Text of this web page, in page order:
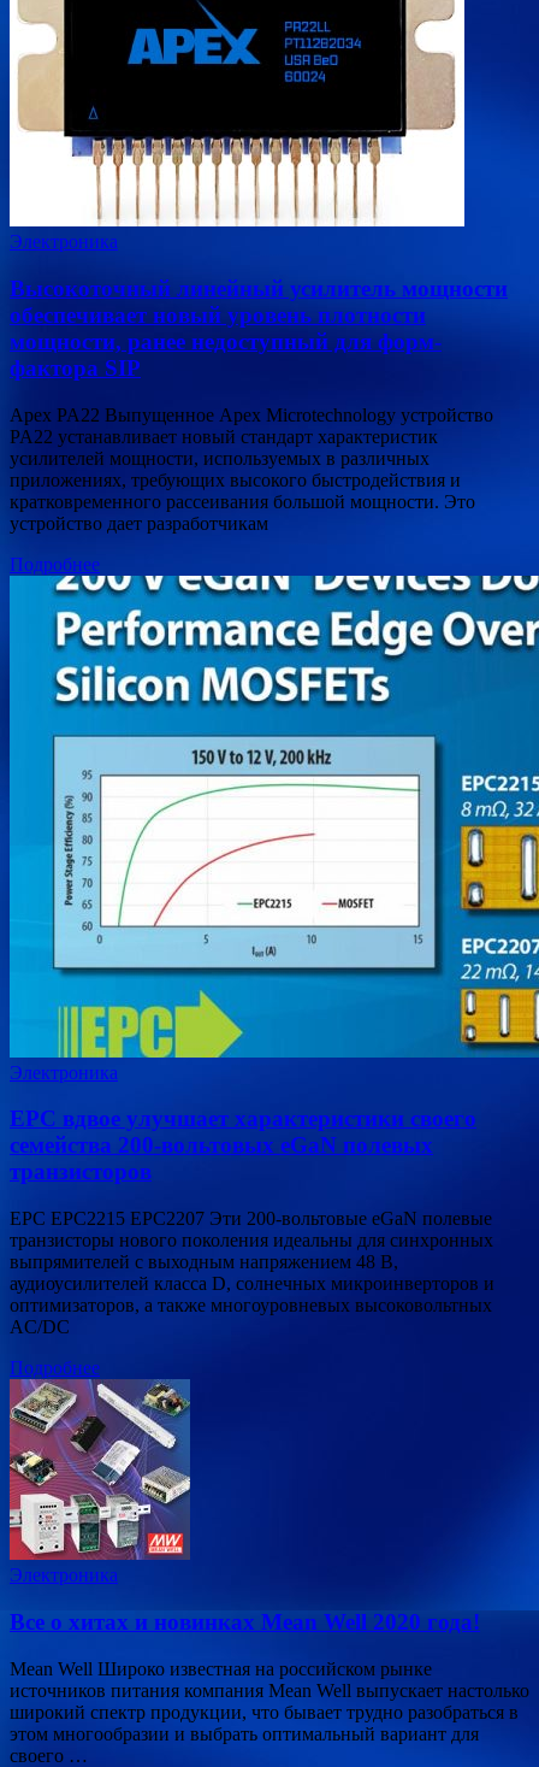
Электроника
Высокоточный линейный усилитель мощности
обеспечивает новый уровень плотности
мощности, ранее недоступный для форм-
фактора SIP
Apex PA22 Выпущенное Apex Microtechnology устройство
PA22 устанавливает новый стандарт характеристик
усилителей мощности, используемых в различных
приложениях, требующих высокого быстродействия и
кратковременного рассеивания большой мощности. Это
устройство дает разработчикам
Подробнее
Электроника
EPC вдвое улучшает характеристики своего
семейства 200-вольтовых eGaN полевых
транзисторов
EPC EPC2215 EPC2207 Эти 200-вольтовые eGaN полевые
транзисторы нового поколения идеальны для синхронных
выпрямителей с выходным напряжением 48 В,
аудиоусилителей класса D, солнечных микроинверторов и
оптимизаторов, а также многоуровневых высоковольтных
AC/DC
Подробнее
Электроника
Все о хитах и новинках Mean Well 2020 года!
Mean Well Широко известная на российском рынке
источников питания компания Mean Well выпускает настолько
широкий спектр продукции, что бывает трудно разобраться в
этом многообразии и выбрать оптимальный вариант для
своего …